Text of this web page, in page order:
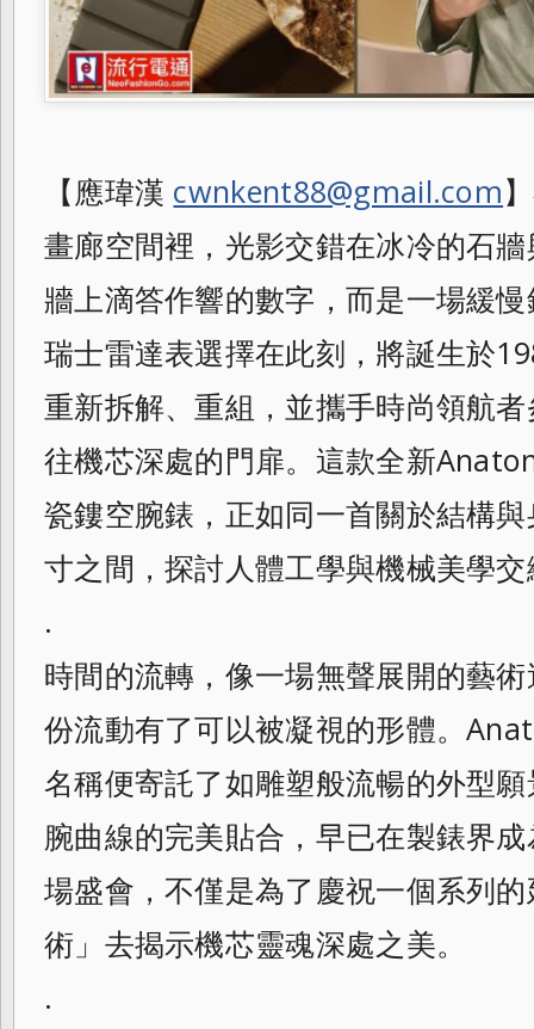
【應瑋漢 cwnkent88@gmail.com
畫廊空間裡，光影交錯在冰冷的石
牆上滴答作響的數字，而是一場緩
瑞士雷達表選擇在此刻，將誕生於
重新拆解、重組，並攜手時尚領航
往機芯深處的門扉。這款全新
瓷鏤空腕錶，正如同一首關於結構
寸之間，探討人體工學與機械美學
.
時間的流轉，像一場無聲展開的藝
份流動有了可以被凝視的形體。
名稱便寄託了如雕塑般流暢的外型
腕曲線的完美貼合，早已在製錶界
場盛會，不僅是為了慶祝一個系列
術」去揭示機芯靈魂深處之美。
.